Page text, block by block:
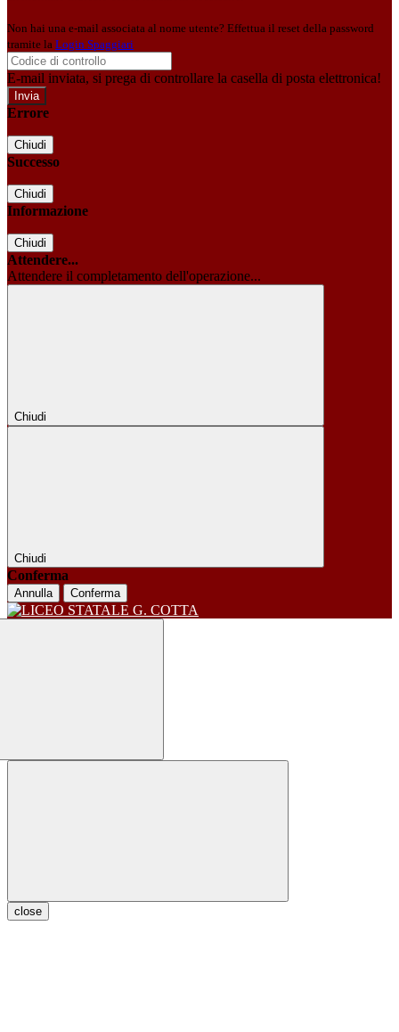
Non hai una e-mail associata al nome utente? Effettua il reset della password
tramite la Login Spaggiari
E-mail inviata, si prega di controllare la casella di posta elettronica!
Errore
Chiudi
Successo
Chiudi
Informazione
Chiudi
Attendere...
Attendere il completamento dell'operazione...
Chiudi
Chiudi
Conferma
Annulla Conferma
close